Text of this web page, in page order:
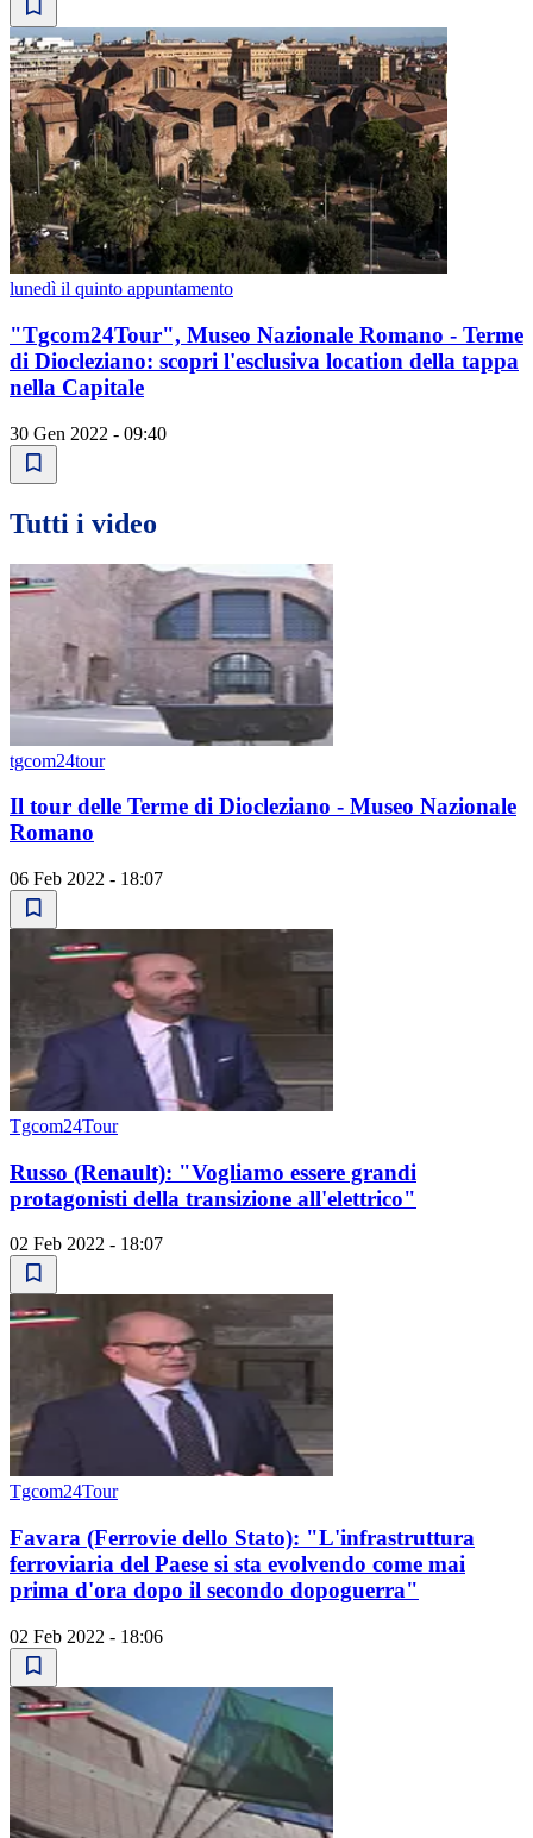
lunedì il quinto appuntamento
"Tgcom24Tour", Museo Nazionale Romano - Terme
di Diocleziano: scopri l'esclusiva location della tappa
nella Capitale
30 Gen 2022 - 09:40
Tutti i video
tgcom24tour
Il tour delle Terme di Diocleziano - Museo Nazionale
Romano
06 Feb 2022 - 18:07
Tgcom24Tour
Russo (Renault): "Vogliamo essere grandi
protagonisti della transizione all'elettrico"
02 Feb 2022 - 18:07
Tgcom24Tour
Favara (Ferrovie dello Stato): "L'infrastruttura
ferroviaria del Paese si sta evolvendo come mai
prima d'ora dopo il secondo dopoguerra"
02 Feb 2022 - 18:06